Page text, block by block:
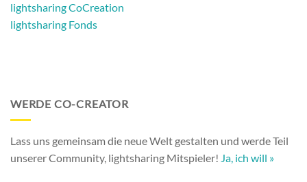
lightsharing CoCreation
lightsharing Fonds
WERDE CO-CREATOR
Lass uns gemeinsam die neue Welt gestalten und werde Teil
unserer Community, lightsharing Mitspieler! Ja, ich will »